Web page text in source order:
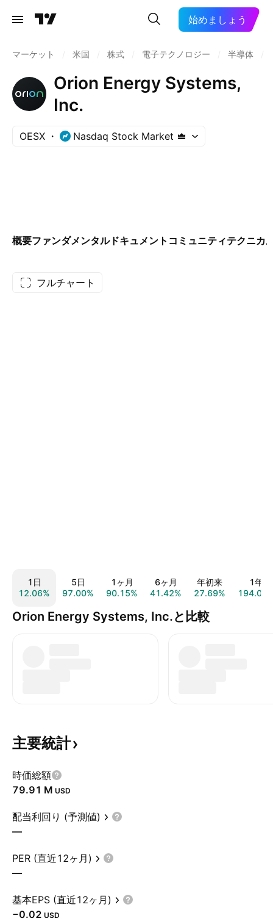
始めましょう
マーケット 米国 株式 電子テクノロジー 半導体
Orion Energy Systems,
Inc.
OESX Nasdaq Stock Market
概要ファンダメンタルドキュメント コミュニティテクニカ
フルチャート
1日
12.06%
5日
97.00%
1ヶ月
90.15%
6ヶ月
41.42%
年初来
27.69%
1年
Orion Energy Systems, Inc.と比較
主要統計
時価総額
‪79.91 M‬ USD
配当利回り (予測値)
—
PER (直近12ヶ月)
—
基本EPS (直近12ヶ月)
−0.02 USD